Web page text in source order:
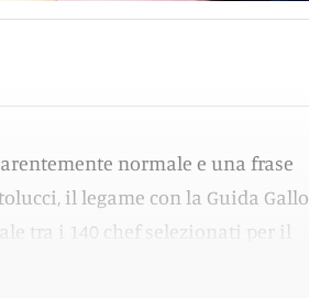
normale e una frase
il legame con la Guida Gallo
tra i 140 chef selezionati per il